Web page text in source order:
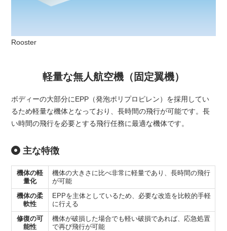
Rooster
軽量な無人航空機（固定翼機）
ボディーの大部分にEPP（発泡ポリプロピレン）を採用してい
るため軽量な機体となっており、長時間の飛行が可能です。長
い時間の飛行を必要とする飛行任務に最適な機体です。
主な特徴
機体の軽
量化
機体の大きさに比べ非常に軽量であり、長時間の飛行
が可能
機体の柔
軟性
EPPを主体としているため、必要な改造を比較的手軽
に行える
修復の可
能性
機体が破損した場合でも軽い破損であれば、応急処置
で再び飛行が可能